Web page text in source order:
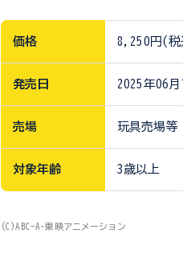
価格 8,250円(税
発売日 2025年06月
売場 玩具売場等
対象年齢 3歳以上
(C)ABC-A･東映アニメーション